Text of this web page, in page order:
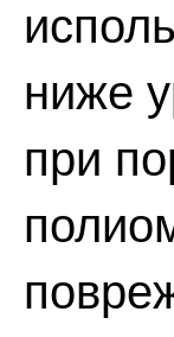
ниже
при